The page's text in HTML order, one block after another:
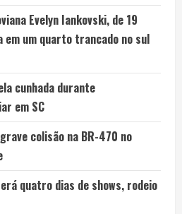
Evelyn Iankovski, de 19
um quarto trancado no sul
cunhada durante
em SC
colisão na BR-470 no
quatro dias de shows, rodeio